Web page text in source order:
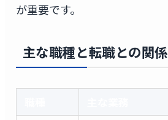
が重要です。
主な職種と転職との関係